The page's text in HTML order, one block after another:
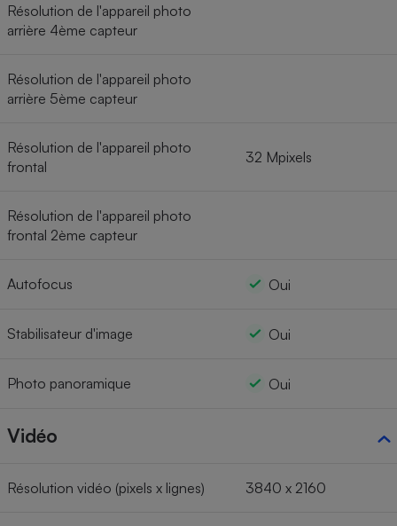
Résolution de l'appareil photo
arrière 4ème capteur
Résolution de l'appareil photo
arrière 5ème capteur
Résolution de l'appareil photo
frontal
32 Mpixels
Résolution de l'appareil photo
frontal 2ème capteur
Autofocus Oui
Stabilisateur d'image Oui
Photo panoramique Oui
Vidéo
Résolution vidéo (pixels x lignes) 3840 x 2160